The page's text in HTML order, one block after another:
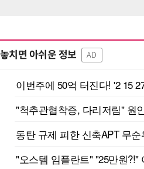
놓치면 아쉬운 정보 AD